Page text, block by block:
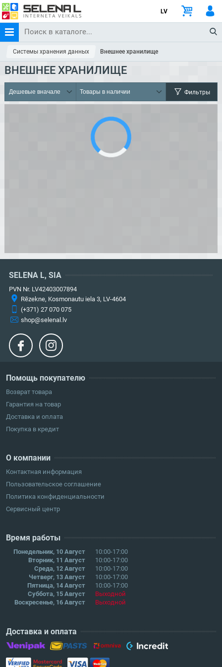
LV
Системы хранения данных Внешнее хранилище
ВНЕШНЕЕ ХРАНИЛИЩЕ
Фильтры
Помощь покупателю
Возврат товара
Гарантия на товар
Доставка и оплата
Покупка в кредит
О компании
Контактная информация
Пользовательское соглашение
Политика конфиденциальности
Сервисный центр
Время работы
Понедельник, 10 Август
10:00-17:00
Вторник, 11 Август
10:00-17:00
Среда, 12 Август
10:00-17:00
Четверг, 13 Август
10:00-17:00
Пятница, 14 Август
10:00-17:00
Суббота, 15 Август
Выходной
Воскресенье, 16 Август
Выходной
Доставка и оплата
SELENA L, SIA
PVN Nr. LV42403007894
Rēzekne, Kosmonautu iela 3, LV-4604
(+371) 27 070 075
shop@selenal.lv